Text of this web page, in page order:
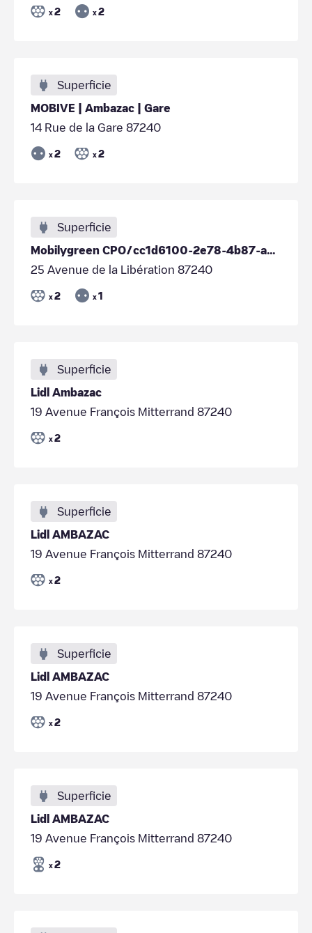
x 2 x 2
Superficie
MOBIVE | Ambazac | Gare
14 Rue de la Gare 87240
x 2 x 2
Superficie
Mobilygreen CPO/cc1d6100-2e78-4b87-ab22-c6c028ca9209
25 Avenue de la Libération 87240
x 2 x 1
Superficie
Lidl Ambazac
19 Avenue François Mitterrand 87240
x 2
Superficie
Lidl AMBAZAC
19 Avenue François Mitterrand 87240
x 2
Superficie
Lidl AMBAZAC
19 Avenue François Mitterrand 87240
x 2
Superficie
Lidl AMBAZAC
19 Avenue François Mitterrand 87240
x 2